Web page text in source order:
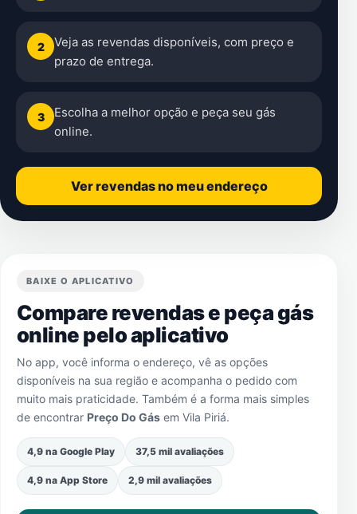
2
Veja as revendas disponíveis, com preço e
prazo de entrega.
3
Escolha a melhor opção e peça seu gás
online.
Ver revendas no meu endereço
BAIXE O APLICATIVO
Compare revendas e peça gás
online pelo aplicativo
No app, você informa o endereço, vê as opções
disponíveis na sua região e acompanha o pedido com
muito mais praticidade. Também é a forma mais simples
de encontrar Preço Do Gás em Vila Piriá.
4,9 na Google Play 37,5 mil avaliações
4,9 na App Store 2,9 mil avaliações